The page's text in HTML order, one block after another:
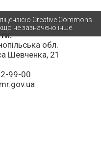
обл.
Шевченка, 21
99-00
Creative Commons
не зазначено інше.